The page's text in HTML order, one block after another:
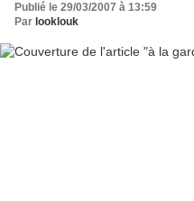
Publié le 29/03/2007 à 13:59
Par looklouk